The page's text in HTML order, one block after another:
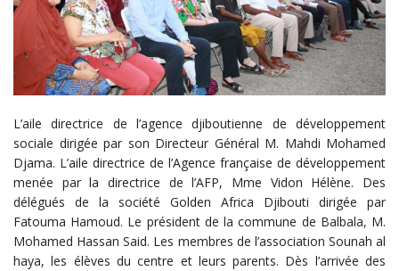
L’aile directrice de l’agence djiboutienne de développement
sociale dirigée par son Directeur Général M. Mahdi Mohamed
Djama. L’aile directrice de l’Agence française de développement
menée par la directrice de l’AFP, Mme Vidon Hélène. Des
délégués de la société Golden Africa Djibouti dirigée par
Fatouma Hamoud. Le président de la commune de Balbala, M.
Mohamed Hassan Said. Les membres de l’association Sounah al
haya, les élèves du centre et leurs parents. Dès l’arrivée des